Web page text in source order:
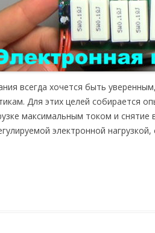
всегда хочется быть
Для этих целей собирается
максимальным током и снятие
электронной